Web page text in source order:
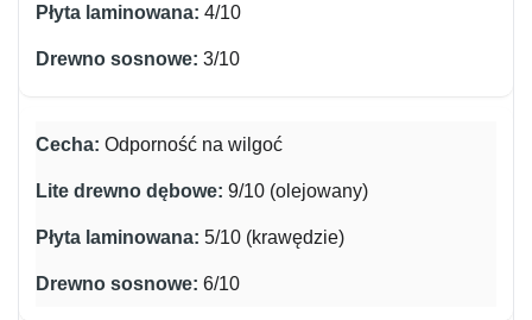
4/10
3/10
Odporność na wilgoć
9/10 (olejowany)
5/10 (krawędzie)
6/10